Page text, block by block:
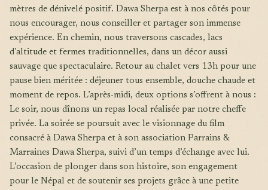
mètres de dénivelé positif. Dawa Sherpa est à nos côtés pour
nous encourager, nous conseiller et partager son immense
expérience. En chemin, nous traversons cascades, lacs
d’altitude et fermes traditionnelles, dans un décor aussi
sauvage que spectaculaire. Retour au chalet vers 13h pour une
pause bien méritée : déjeuner tous ensemble, douche chaude et
moment de repos. L’après-midi, deux options s’offrent à nous :
Le soir, nous dînons un repas local réalisée par notre cheffe
privée. La soirée se poursuit avec le visionnage du film
consacré à Dawa Sherpa et à son association Parrains &
Marraines Dawa Sherpa, suivi d’un temps d’échange avec lui.
L’occasion de plonger dans son histoire, son engagement
pour le Népal et de soutenir ses projets grâce à une petite